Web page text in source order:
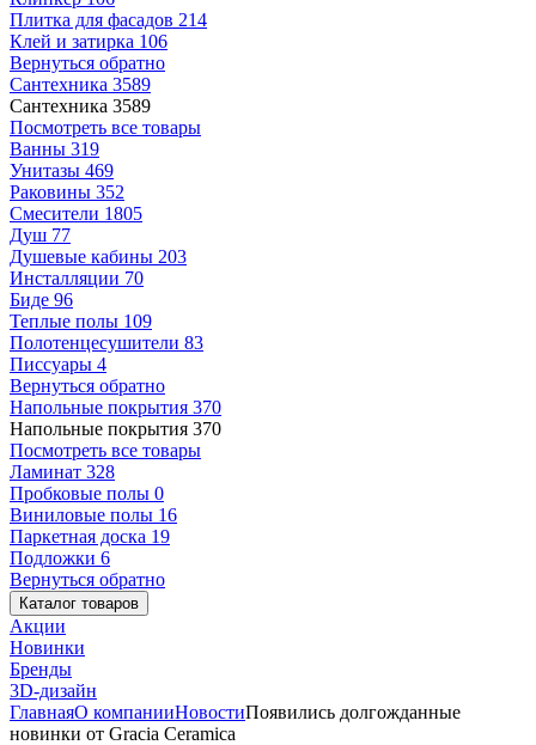
Плитка для фасадов 214
Клей и затирка 106
Вернуться обратно
Сантехника 3589
Сантехника 3589
Посмотреть все товары
Ванны 319
Унитазы 469
Раковины 352
Смесители 1805
Душ 77
Душевые кабины 203
Инсталляции 70
Биде 96
Теплые полы 109
Полотенцесушители 83
Писсуары 4
Вернуться обратно
Напольные покрытия 370
Напольные покрытия 370
Посмотреть все товары
Ламинат 328
Пробковые полы 0
Виниловые полы 16
Паркетная доска 19
Подложки 6
Вернуться обратно
Каталог товаров
Акции
Новинки
Бренды
3D-дизайн
ГлавнаяО компанииНовостиПоявились долгожданные
новинки от Gracia Ceramica